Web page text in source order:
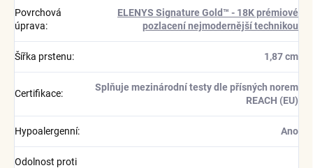
Povrchová
úprava:
ELENYS Signature Gold™ - 18K prémiové
pozlacení nejmodernější technikou
Šířka prstenu: 1,87 cm
Certifikace:
Splňuje mezinárodní testy dle přísných norem
REACH (EU)
Hypoalergenní: Ano
Odolnost proti